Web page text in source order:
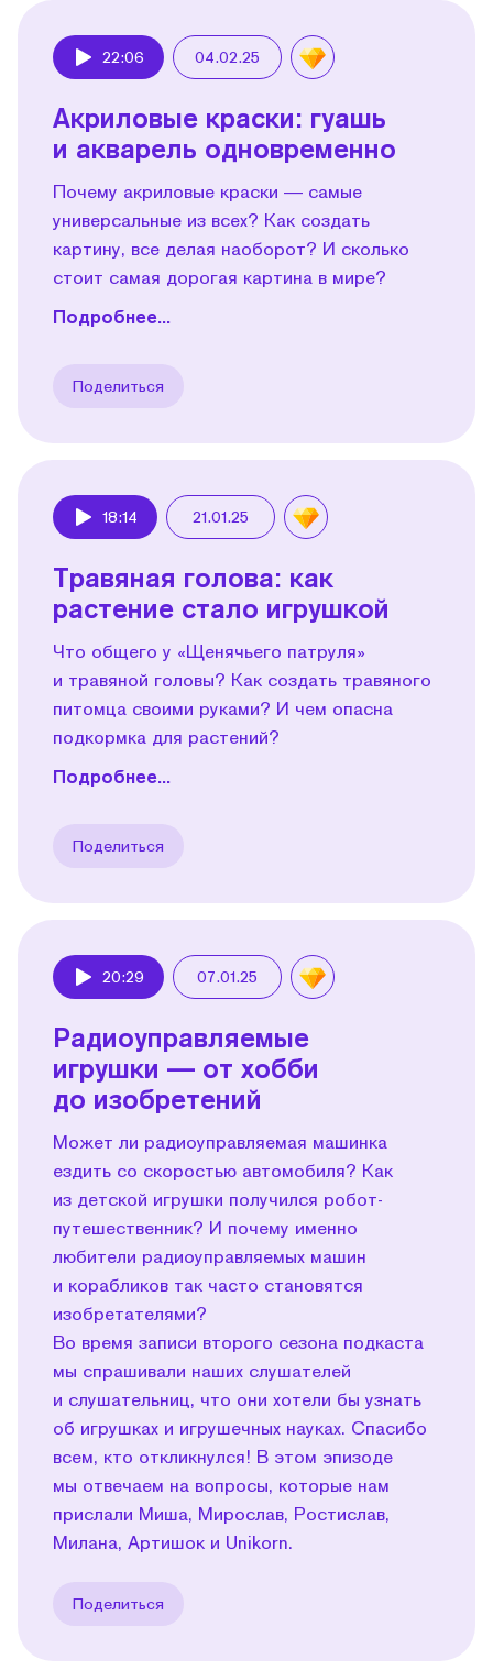
22:06 04.02.25
Акриловые краски: гуашь
и акварель одновременно
Почему акриловые краски — самые
универсальные из всех? Как создать
картину, все делая наоборот? И сколько
стоит самая дорогая картина в мире?
Подробнее...
Поделиться
18:14 21.01.25
Травяная голова: как
растение стало игрушкой
Что общего у «Щенячьего патруля»
и травяной головы? Как создать травяного
питомца своими руками? И чем опасна
подкормка для растений?
Подробнее...
Поделиться
20:29 07.01.25
Радиоуправляемые
игрушки — от хобби
до изобретений
Может ли радиоуправляемая машинка
ездить со скоростью автомобиля? Как
из детской игрушки получился робот-
путешественник? И почему именно
любители радиоуправляемых машин
и корабликов так часто становятся
изобретателями?
Во время записи второго сезона подкаста
мы спрашивали наших слушателей
и слушательниц, что они хотели бы узнать
об игрушках и игрушечных науках. Спасибо
всем, кто откликнулся! В этом эпизоде
мы отвечаем на вопросы, которые нам
прислали Миша, Мирослав, Ростислав,
Милана, Артишок и Unikorn.
Поделиться